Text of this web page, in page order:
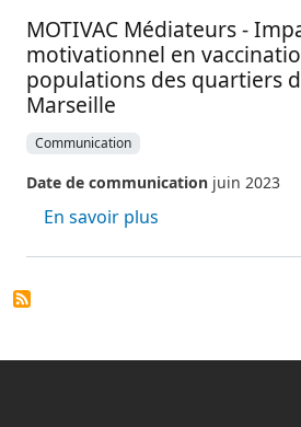
MOTIVAC Médiateurs -
motivationnel en
populations des quartiers
Marseille
Communication
Date de communication juin 2023
En savoir plus